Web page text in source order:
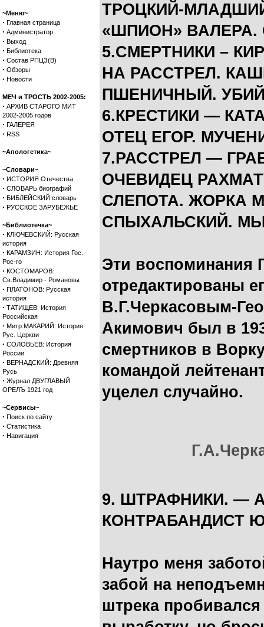
~Меню~
· Главная страница
· Администратор
· Выход
· Библиотека
· Состав РПЦЗ(В)
· Обзоры
· Новости
МЕЧ и ТРОСТЬ 2002-2005:
· АРХИВ СТАРОГО МИТ
2002-2005 годов
· ГАЛЕРЕЯ
· RSS
~Апологетика~
~Словари~
· ИСТОРИЯ Отечества
· СЛОВАРЬ биографий
· БИБЛЕЙСКИЙ словарь
· РУССКОЕ ЗАРУБЕЖЬЕ
~Библиотечка~
· КЛЮЧЕВСКИЙ: Русская
история
· КАРАМЗИН: История Гос.
Рос-го
· КОСТОМАРОВ:
Св.Владимир - Романовы
· ПЛАТОНОВ: Русская
история
· ТАТИЩЕВ: История
Российская
· Митр.МАКАРИЙ: История
Рус. Церкви
· СОЛОВЬЕВ: История
России
· ВЕРНАДСКИЙ: Древняя
Русь
· Журнал ДВУГЛАВЫЙ
ОРЕЛЪ 1921 год
~Сервисы~
· Поиск по сайту
· Статистика
· Навигация
ТРОЦКИЙ-
«ШПИОН» ВАЛЕРА.
5.СМЕРТНИКИ –
НА РАССТРЕЛ.
ПШЕНИЧНЫЙ.
6.КРЕСТИКИ —
ОТЕЦ ЕГОР.
7.РАССТРЕЛ —
ОЧЕВИДЕЦ
СЛЕПОТА. ЖОРКА
СПЫХАЛЬСКИЙ.
Эти воспоминания
отредактированы
В.Г.Черкасовым-
Акимович был в
смертников в
командой
уцелел случайно.
9. ШТРАФНИКИ. —
КОНТРАБАНДИСТ
Наутро меня
забой на
штрека